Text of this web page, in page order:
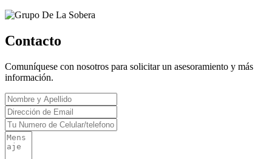
Contacto
Comuníquese con nosotros para solicitar un asesoramiento y más
información.